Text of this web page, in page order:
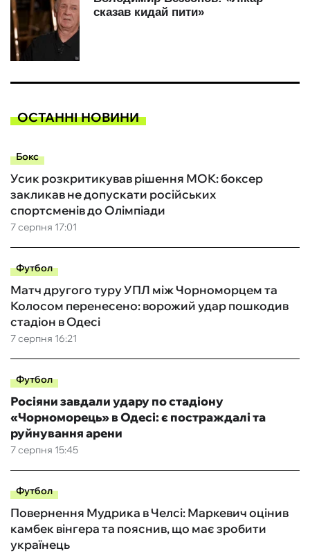
ОСТАННІ НОВИНИ
Бокс
7 серпня 17:01
Усик розкритикував рішення МОК: боксер
закликав не допускати російських
спортсменів до Олімпіади
Футбол
7 серпня 16:21
Матч другого туру УПЛ між Чорноморцем та
Колосом перенесено: ворожий удар пошкодив
стадіон в Одесі
Футбол
7 серпня 15:45
Росіяни завдали удару по стадіону
«Чорноморець» в Одесі: є постраждалі та
руйнування арени
Футбол
Повернення Мудрика в Челсі: Маркевич оцінив
камбек вінгера та пояснив, що має зробити
українець